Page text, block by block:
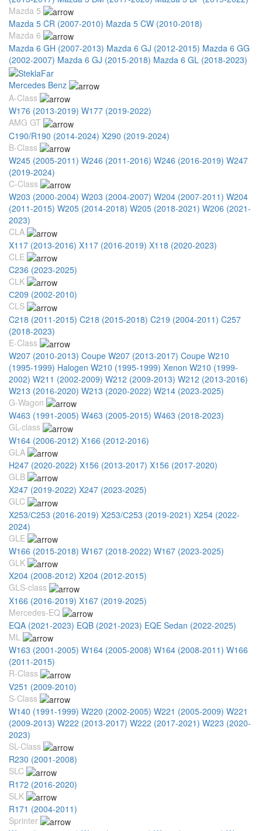
Mazda 5
Mazda 5 CR (2007-2010) Mazda 5 CW (2010-2018)
Mazda 6
Mazda 6 GH (2007-2013) Mazda 6 GJ (2012-2015) Mazda 6 GG
(2002-2007) Mazda 6 GJ (2015-2018) Mazda 6 GL (2018-2023)
Mercedes Benz
A-Class
W176 (2013-2019) W177 (2019-2022)
AMG GT
C190/R190 (2014-2024) X290 (2019-2024)
B-Class
W245 (2005-2011) W246 (2011-2016) W246 (2016-2019) W247
(2019-2024)
C-Class
W203 (2000-2004) W203 (2004-2007) W204 (2007-2011) W204
(2011-2015) W205 (2014-2018) W205 (2018-2021) W206 (2021-
2023)
CLA
X117 (2013-2016) X117 (2016-2019) X118 (2020-2023)
CLE
C236 (2023-2025)
CLK
С209 (2002-2010)
CLS
C218 (2011-2015) C218 (2015-2018) C219 (2004-2011) C257
(2018-2023)
E-Class
W207 (2010-2013) Coupe W207 (2013-2017) Coupe W210
(1995-1999) Halogen W210 (1995-1999) Xenon W210 (1999-
2002) W211 (2002-2009) W212 (2009-2013) W212 (2013-2016)
W213 (2016-2020) W213 (2020-2022) W214 (2023-2025)
G-Wagon
W463 (1991-2005) W463 (2005-2015) W463 (2018-2023)
GL-class
W164 (2006-2012) X166 (2012-2016)
GLA
H247 (2020-2022) X156 (2013-2017) X156 (2017-2020)
GLB
X247 (2019-2022) X247 (2023-2025)
GLC
X253/С253 (2016-2019) X253/С253 (2019-2021) X254 (2022-
2024)
GLE
W166 (2015-2018) W167 (2018-2022) W167 (2023-2025)
GLK
X204 (2008-2012) X204 (2012-2015)
GLS-class
X166 (2016-2019) X167 (2019-2025)
Mercedes-EQ
EQA (2021-2023) EQB (2021-2023) EQE Sedan (2022-2025)
ML
W163 (2001-2005) W164 (2005-2008) W164 (2008-2011) W166
(2011-2015)
R-Class
V251 (2009-2010)
S-Class
W140 (1991-1999) W220 (2002-2005) W221 (2005-2009) W221
(2009-2013) W222 (2013-2017) W222 (2017-2021) W223 (2020-
2023)
SL-Class
R230 (2001-2008)
SLC
R172 (2016-2020)
SLK
R171 (2004-2011)
Sprinter